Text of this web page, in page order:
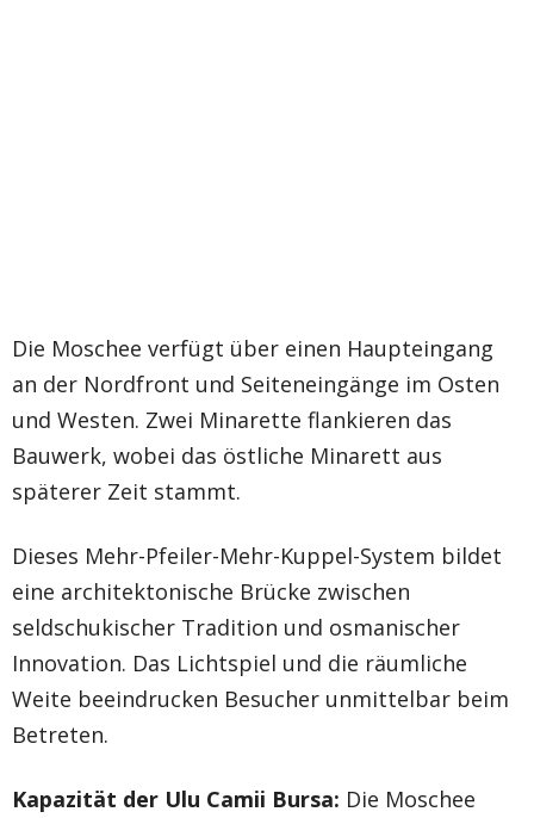
Die Moschee verfügt über einen Haupteingang
an der Nordfront und Seiteneingänge im Osten
und Westen. Zwei Minarette flankieren das
Bauwerk, wobei das östliche Minarett aus
späterer Zeit stammt.
Dieses Mehr-Pfeiler-Mehr-Kuppel-System bildet
eine architektonische Brücke zwischen
seldschukischer Tradition und osmanischer
Innovation. Das Lichtspiel und die räumliche
Weite beeindrucken Besucher unmittelbar beim
Betreten.
Kapazität der Ulu Camii Bursa: Die Moschee